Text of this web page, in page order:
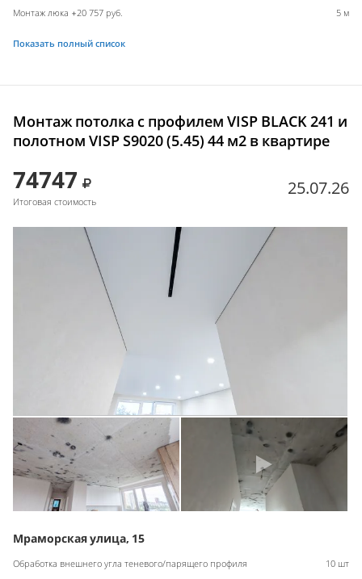
Монтаж люка +20 757 руб.
5 м
Показать полный список
Монтаж потолка с профилем VISP BLACK 241 и
полотном VISP S9020 (5.45) 44 м2 в квартире
74747
Итоговая стоимость
25.07.26
Мраморская улица, 15
Обработка внешнего угла теневого/парящего профиля
10 шт